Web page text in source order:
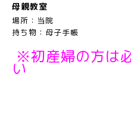
母親教室
場所：当院
持ち物：母子手帳
※初産婦の方は
い